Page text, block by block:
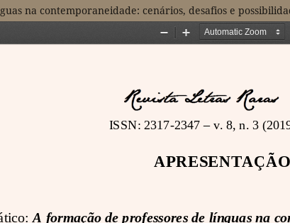
na contemporaneidade: cenários, desafios e